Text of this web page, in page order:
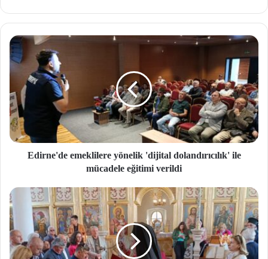
site
si
Edirne'de emeklilere yönelik 'dijital dolandırıcılık' ile
mücadele eğitimi verildi